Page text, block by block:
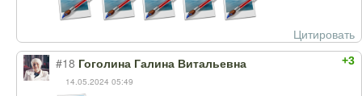
Цитировать
+3
#18 Гоголина Галина Витальевна
14.05.2024 05:49